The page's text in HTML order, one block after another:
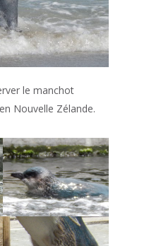
le manchot
Nouvelle Zélande.